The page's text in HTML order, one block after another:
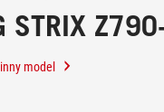
STRIX
model